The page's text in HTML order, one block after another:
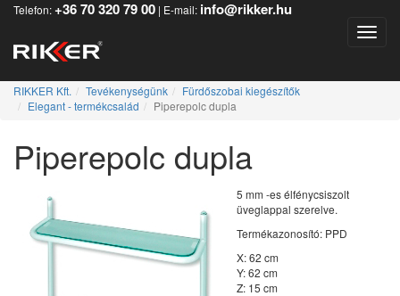
Telefon: +36 70 320 79 00 | E-mail: info@rikker.hu
RIKKER Kft. Tevékenységünk
Fürdőszobai kiegészítők
Elegant - termékcsalád
Piperepolc dupla
Piperepolc dupla
5 mm -es élfénycsiszolt
üveglappal szerelve.
Termékazonosító: PPD
X: 62 cm
Y: 62 cm
Z: 15 cm